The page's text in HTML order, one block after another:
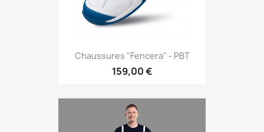
Chaussures "Fencera" - PBT
159,00 €